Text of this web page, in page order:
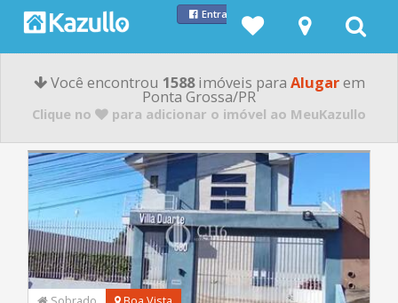
Entrar com Facebook
Você encontrou 1588imóveis para Alugarem
Ponta Grossa/PR
Clique no para adicionar o imóvel ao MeuKazullo